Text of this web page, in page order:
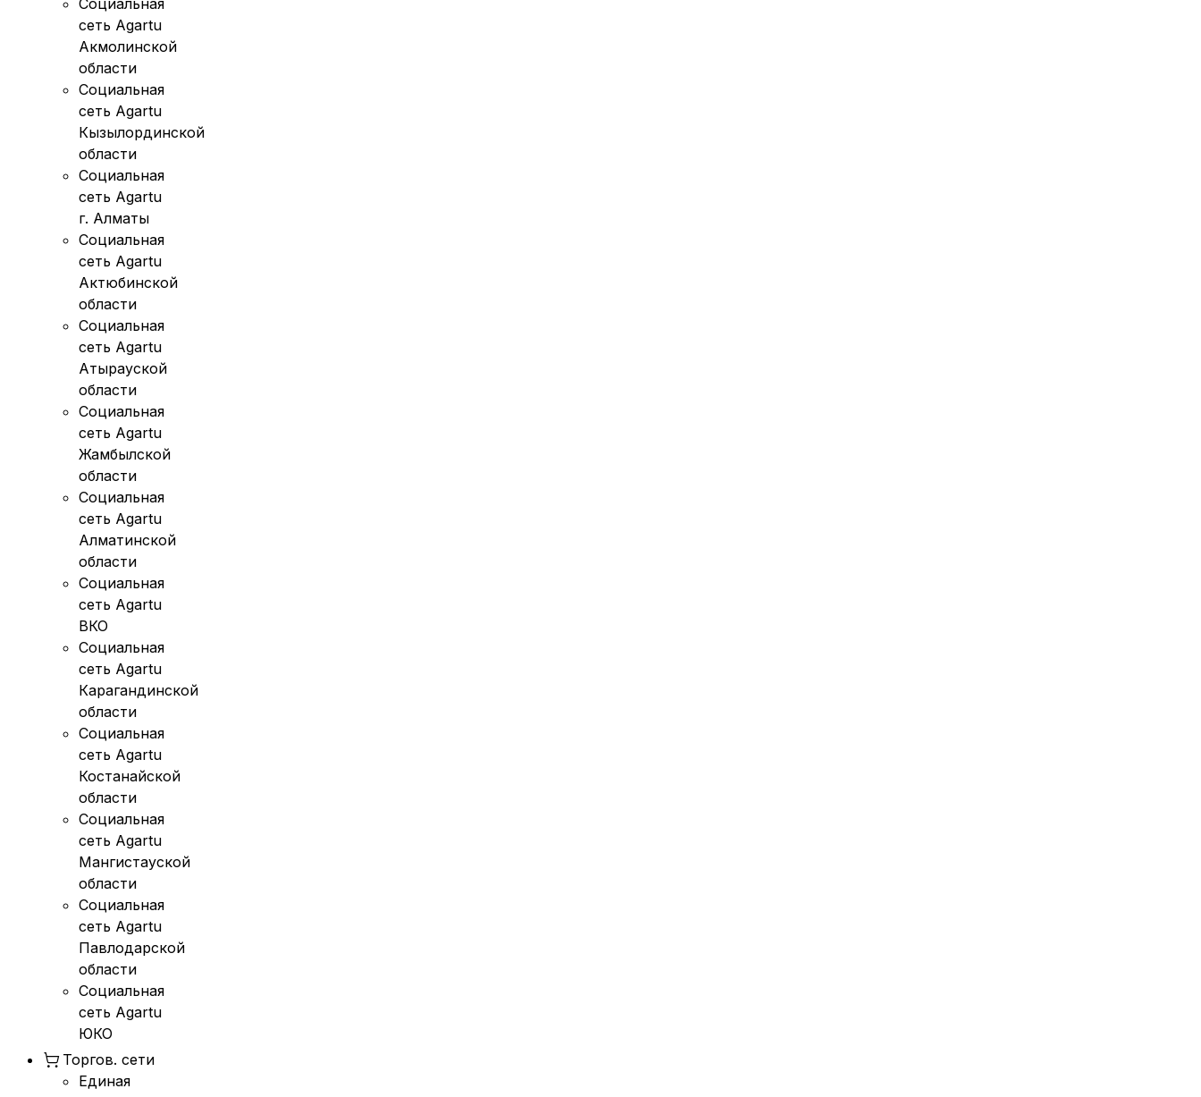
Социальная
сеть Agartu
Акмолинской
области
Социальная
сеть Agartu
Кызылординской
области
Социальная
сеть Agartu
г. Алматы
Социальная
сеть Agartu
Актюбинской
области
Социальная
сеть Agartu
Атырауской
области
Социальная
сеть Agartu
Жамбылской
области
Социальная
сеть Agartu
Алматинской
области
Социальная
сеть Agartu
ВКО
Социальная
сеть Agartu
Карагандинской
области
Социальная
сеть Agartu
Костанайской
области
Социальная
сеть Agartu
Мангистауской
области
Социальная
сеть Agartu
Павлодарской
области
Социальная
сеть Agartu
ЮКО
Торгов. сети
Единая